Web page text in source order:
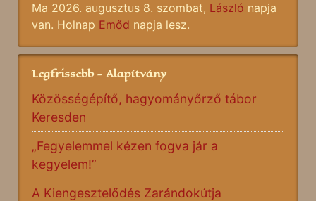
Ma 2026. augusztus 8. szombat, László napja
van. Holnap Emőd napja lesz.
Legfrissebb - Alapítvány
Közösségépítő, hagyományőrző tábor
Keresden
„Fegyelemmel kézen fogva jár a
kegyelem!”
A Kiengesztelődés Zarándokútja